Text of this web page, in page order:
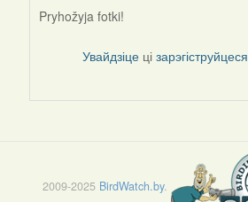
Pryhožyja fotki!
Увайдзіце цізарэгіструйцеся
2009-2025 BirdWatch.by.